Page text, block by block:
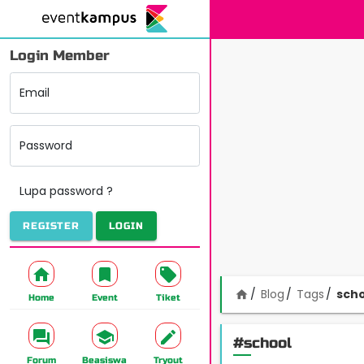
Login Member
Email
Password
Lupa password ?
REGISTER LOGIN
Home Event Tiket
Forum Beasiswa Tryout
home Blog Tags
#school